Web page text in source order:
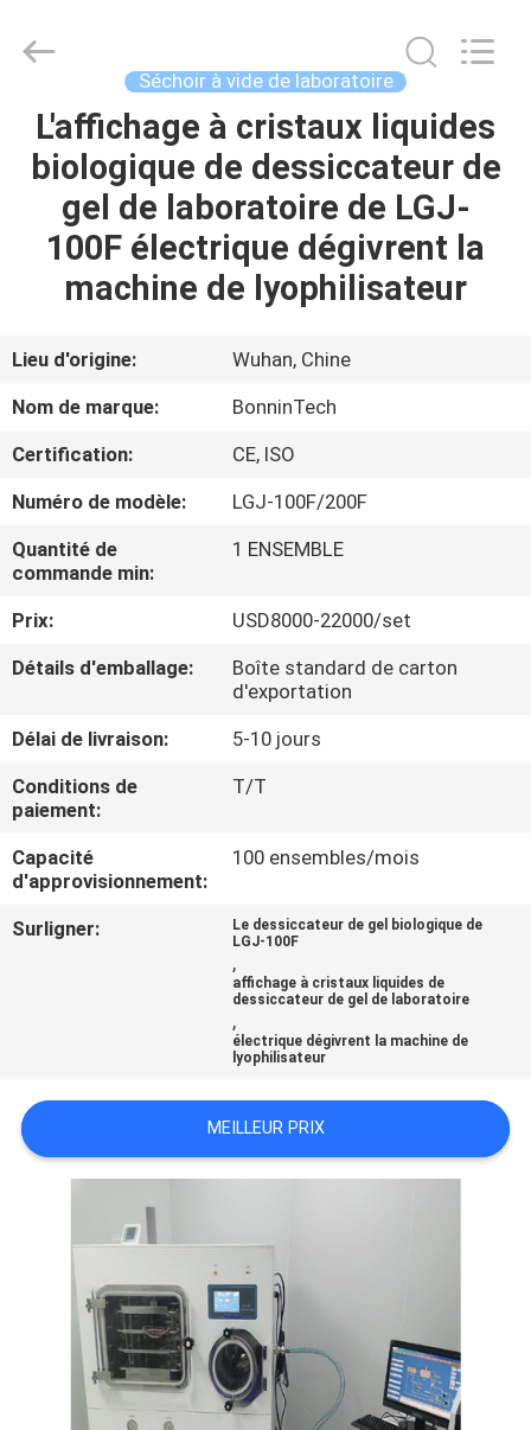
MAISON
PRODUITS
VIDÉOS
AU
SUJET
NOUS
VISITE
D'USINE
CONTRÔLE
QUALITÉ
CONTACTEZ-
NOUS
DEMANDEZ
PLAN
DU
PRIVACY
POLICY
Technology
Reserved.
Developed
Séchoir à vide de laboratoire
L'affichage à cristaux liquides
biologique de dessiccateur de
gel de laboratoire de LGJ-
100F électrique dégivrent la
machine de lyophilisateur
Lieu d'origine:
Wuhan, Chine
Nom de marque:
BonninTech
Certification:
CE, ISO
Numéro de modèle:
LGJ-100F/200F
Quantité de
commande min:
1 ENSEMBLE
Prix:
USD8000-22000/set
Détails d'emballage:
Boîte standard de carton
d'exportation
Délai de livraison:
5-10 jours
Conditions de
paiement:
T/T
Capacité
d'approvisionnement:
100 ensembles/mois
Surligner:
Le dessiccateur de gel biologique de
LGJ-100F
,
affichage à cristaux liquides de
dessiccateur de gel de laboratoire
,
électrique dégivrent la machine de
lyophilisateur
MEILLEUR PRIX